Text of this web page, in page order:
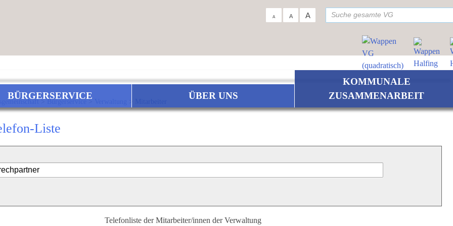
A A A
BÜRGERSERVICE ÜBER UNS
KOMMUNALE
ZUSAMMENARBEIT
>Bürgerservice>
Liste
Telefonliste der Mitarbeiter/innen der Verwaltung